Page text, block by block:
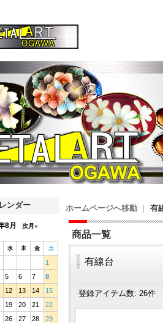
ンダー
8月 次月»
水 木 金 土
1
5 6 7
8
12 13 14
15
19 20 21
22
26 27 28
29
ホームページへ移動 有
商品一覧
有線台
登録アイテム数: 26件